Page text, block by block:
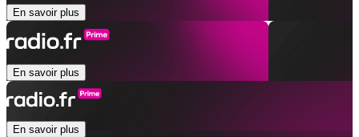
En savoir plus
En savoir plus
En savoir plus